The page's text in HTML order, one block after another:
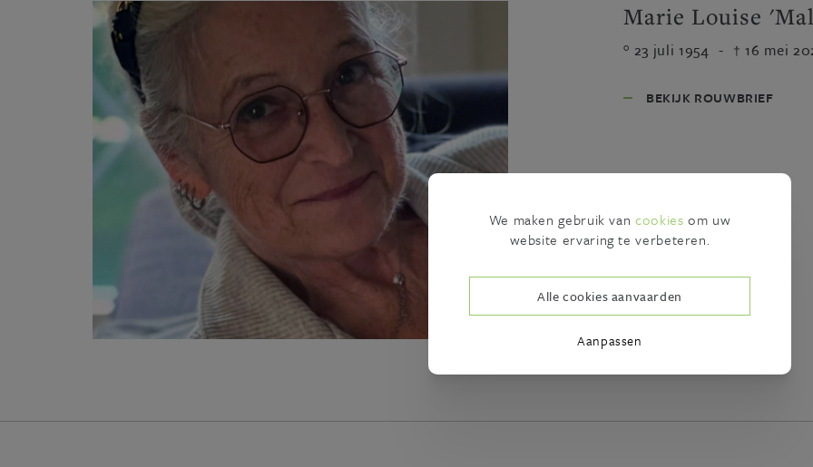
Marie Louise
23 juli 1954 - 16 mei
BEKIJK ROUWBRIEF
We maken gebruik vancookies om uw
website ervaring te verbeteren.
Alle cookies aanvaarden
Aanpassen